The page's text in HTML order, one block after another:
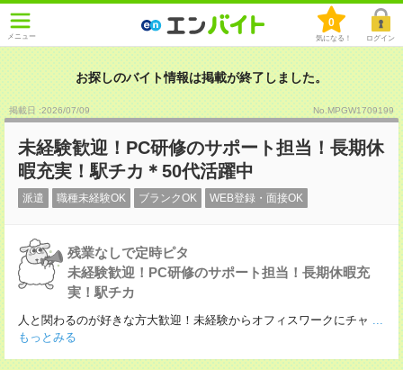
メニュー
0
気になる！ ログイン
お探しのバイト情報は掲載が終了しました。
掲載日 :2026/07/09 No.MPGW1709199
未経験歓迎！PC研修のサポート担当！長期休
暇充実！駅チカ＊50代活躍中
派遣 職種未経験OK ブランクOK WEB登録・面接OK
残業なしで定時ピタ
未経験歓迎！PC研修のサポート担当！長期休暇充
実！駅チカ
人と関わるのが好きな方大歓迎！未経験からオフィスワークにチャ ...
もっとみる